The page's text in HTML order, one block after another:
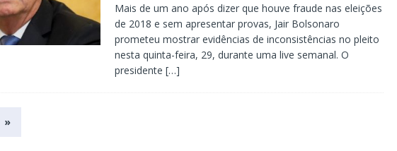
Mais de um ano após dizer que houve fraude nas eleições
de 2018 e sem apresentar provas, Jair Bolsonaro
prometeu mostrar evidências de inconsistências no pleito
nesta quinta-feira, 29, durante uma live semanal. O
presidente […]
»